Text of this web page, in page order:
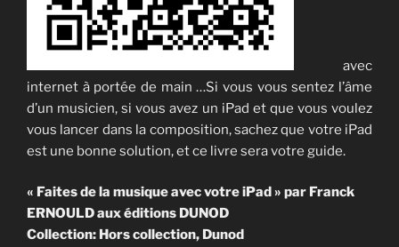
avec
internet à portée de main …Si vous vous sentez l’âme
d’un musicien, si vous avez un iPad et que vous voulez
vous lancer dans la composition, sachez que votre iPad
est une bonne solution, et ce livre sera votre guide.
« Faites de la musique avec votre iPad » par Franck
ERNOULD aux éditions DUNOD
Collection: Hors collection, Dunod